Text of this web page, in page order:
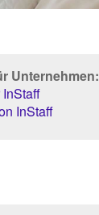
Unternehmen:
InStaff